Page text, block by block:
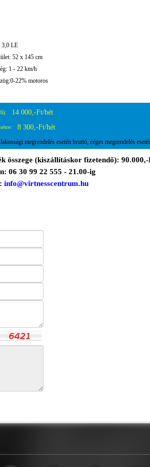
LE
52 x 145 cm
1 - 22 km/h
22% motoros
14 000,-Ft/hét
8 300,-Ft/hét
megrendelés esetén bruttó, céges megrendelés
összege (kiszállításkor fizetendő):
06 30 99 22 555 - 21.00-ig
info@virtnesscentrum.hu